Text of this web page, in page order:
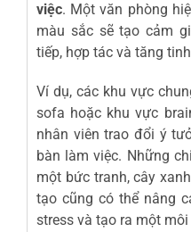
việc. Một văn phòng
màu sắc sẽ tạo cảm
tiếp, hợp tác và tăng
Ví dụ, các khu vực
sofa hoặc khu vực
nhân viên trao đổi ý
bàn làm việc. Những
một bức tranh, cây
tạo cũng có thể nâng
stress và tạo ra một